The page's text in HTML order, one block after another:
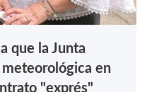
que la Junta
en
"exprés"